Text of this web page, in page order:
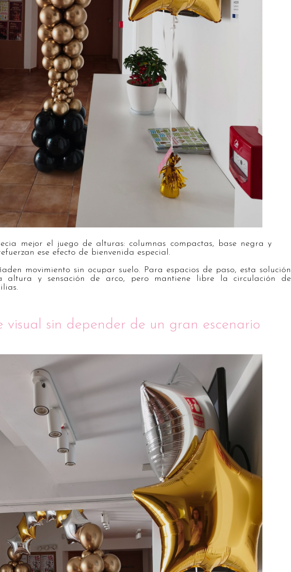
mejor el juego de alturas: columnas compactas, base negra y
ese efecto de bienvenida especial.
movimiento sin ocupar suelo. Para espacios de paso, esta solución
altura y sensación de arco, pero mantiene libre la circulación de
visual sin depender de un gran escenario